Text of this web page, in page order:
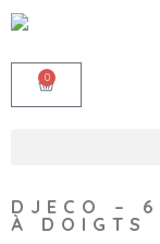
0
DJECO – 6
À DOIGTS